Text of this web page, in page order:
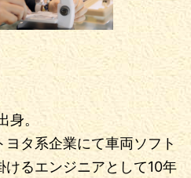
身。
タ系企業にて車両ソフト
けるエンジニアとして10年